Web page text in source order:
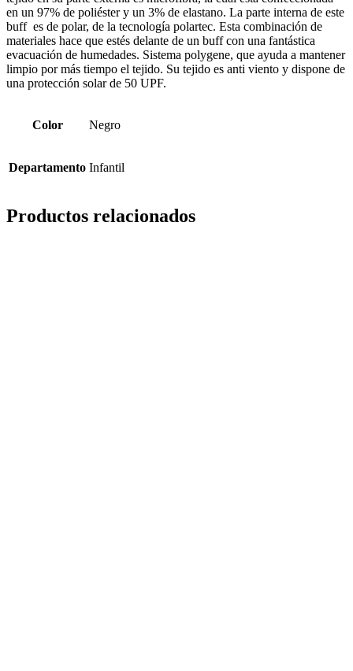
en un 97% de poliéster y un 3% de elastano. La parte interna de este
buff es de polar, de la tecnología polartec. Esta combinación de
materiales hace que estés delante de un buff con una fantástica
evacuación de humedades. Sistema polygene, que ayuda a mantener
limpio por más tiempo el tejido. Su tejido es anti viento y dispone de
una protección solar de 50 UPF.
Color Negro
Departamento Infantil
Productos relacionados